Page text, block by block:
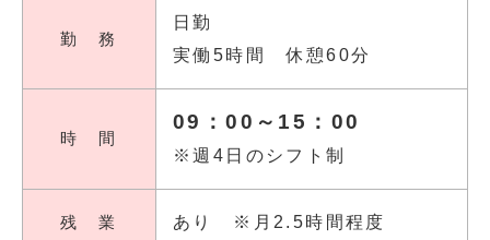
勤 務
日勤
実働5時間 休憩60分
時 間
09：00～15：00
※週4日のシフト制
残 業 あり ※月2.5時間程度